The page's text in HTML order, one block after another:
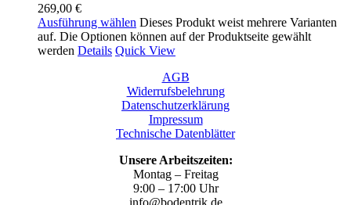
269,00 €
Ausführung wählen Dieses Produkt weist mehrere Varianten
auf. Die Optionen können auf der Produktseite gewählt
werden Details Quick View
AGB
Widerrufsbelehrung
Datenschutzerklärung
Impressum
Technische Datenblätter
Unsere Arbeitszeiten:
Montag – Freitag
9:00 – 17:00 Uhr
info@bodentrik.de